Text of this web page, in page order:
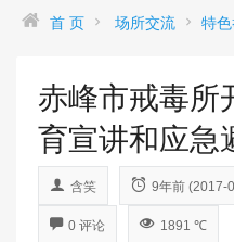
首 页 场所交流 特
赤峰市戒毒所
育宣讲和应急
含笑 9年前 (2017-
0 评论 1891 ℃